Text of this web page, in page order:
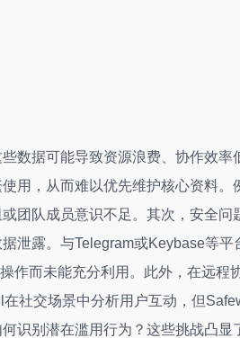
数据可能导致资源浪费、协作效率
用，从而难以优先维护核心资料。
团队成员意识不足。其次，安全问
泄露。与Telegram或Keybase等平
作而未能充分利用。此外，在远程
社交场景中分析用户互动，但
识别潜在滥用行为？这些挑战凸显